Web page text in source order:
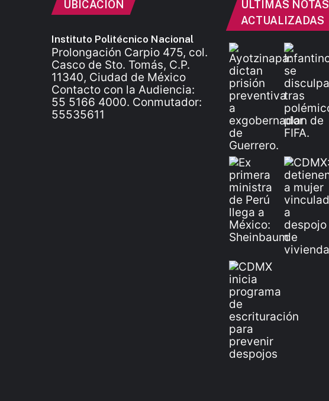
UBICACIÓN
Instituto Politécnico Nacional
Prolongación Carpio 475, col.
Casco de Sto. Tomás, C.P.
11340, Ciudad de México
Contacto con la Audiencia:
55 5166 4000. Conmutador:
55535611
ÚLTIMAS NOTAS
ACTUALIZADAS